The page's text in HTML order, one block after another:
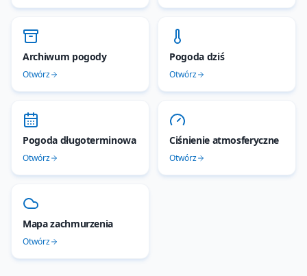
Archiwum pogody
Otwórz
Pogoda dziś
Otwórz
Pogoda długoterminowa
Otwórz
Ciśnienie atmosferyczne
Otwórz
Mapa zachmurzenia
Otwórz